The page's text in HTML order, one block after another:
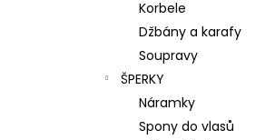
Korbele
Džbány a karafy
Soupravy
ŠPERKY
Náramky
Spony do vlasů